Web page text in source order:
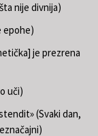
nije divnija)
epohe)
je prezrena
uči)
(Svaki dan,